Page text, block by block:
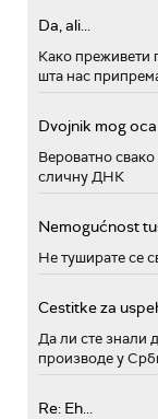
Da, ali...
Како преживети
шта нас
Dvojnik mog oca
Вероватно
сличну ДНК
Nemogućnost
Не туширате се
Cestitke za
Да ли сте знали
производе у
Re: Eh...